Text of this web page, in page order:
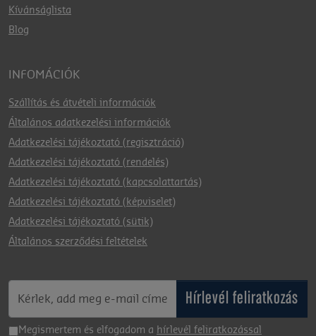
Kívánságlista
Blog
INFOMÁCIÓK
Szállítás és átvételi információk
Általános adatkezelési információk
Adatkezelési tájékoztató (regisztráció)
Adatkezelési tájékoztató (rendelés)
Adatkezelési tájékoztató (kapcsolattartás)
Adatkezelési tájékoztató (képviselet)
Adatkezelési tájékoztató (sütik)
Általános szerződési feltételek
Hírlevél feliratkozás
Megismertem és elfogadom a hírlevél feliratkozással